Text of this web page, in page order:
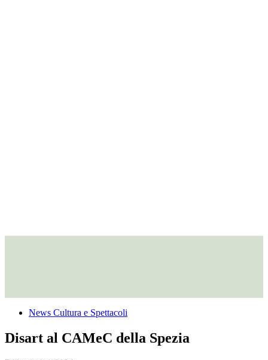
News Cultura e Spettacoli
Disart al CAMeC della Spezia